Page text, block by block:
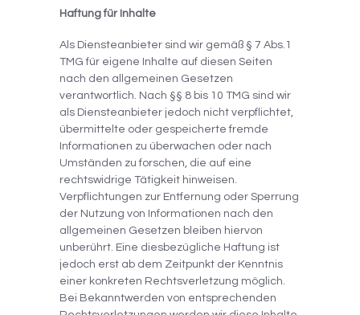
Haftung für Inhalte
Als Diensteanbieter sind wir gemäß § 7 Abs.1
TMG für eigene Inhalte auf diesen Seiten
nach den allgemeinen Gesetzen
verantwortlich. Nach §§ 8 bis 10 TMG sind wir
als Diensteanbieter jedoch nicht verpflichtet,
übermittelte oder gespeicherte fremde
Informationen zu überwachen oder nach
Umständen zu forschen, die auf eine
rechtswidrige Tätigkeit hinweisen.
Verpflichtungen zur Entfernung oder Sperrung
der Nutzung von Informationen nach den
allgemeinen Gesetzen bleiben hiervon
unberührt. Eine diesbezügliche Haftung ist
jedoch erst ab dem Zeitpunkt der Kenntnis
einer konkreten Rechtsverletzung möglich.
Bei Bekanntwerden von entsprechenden